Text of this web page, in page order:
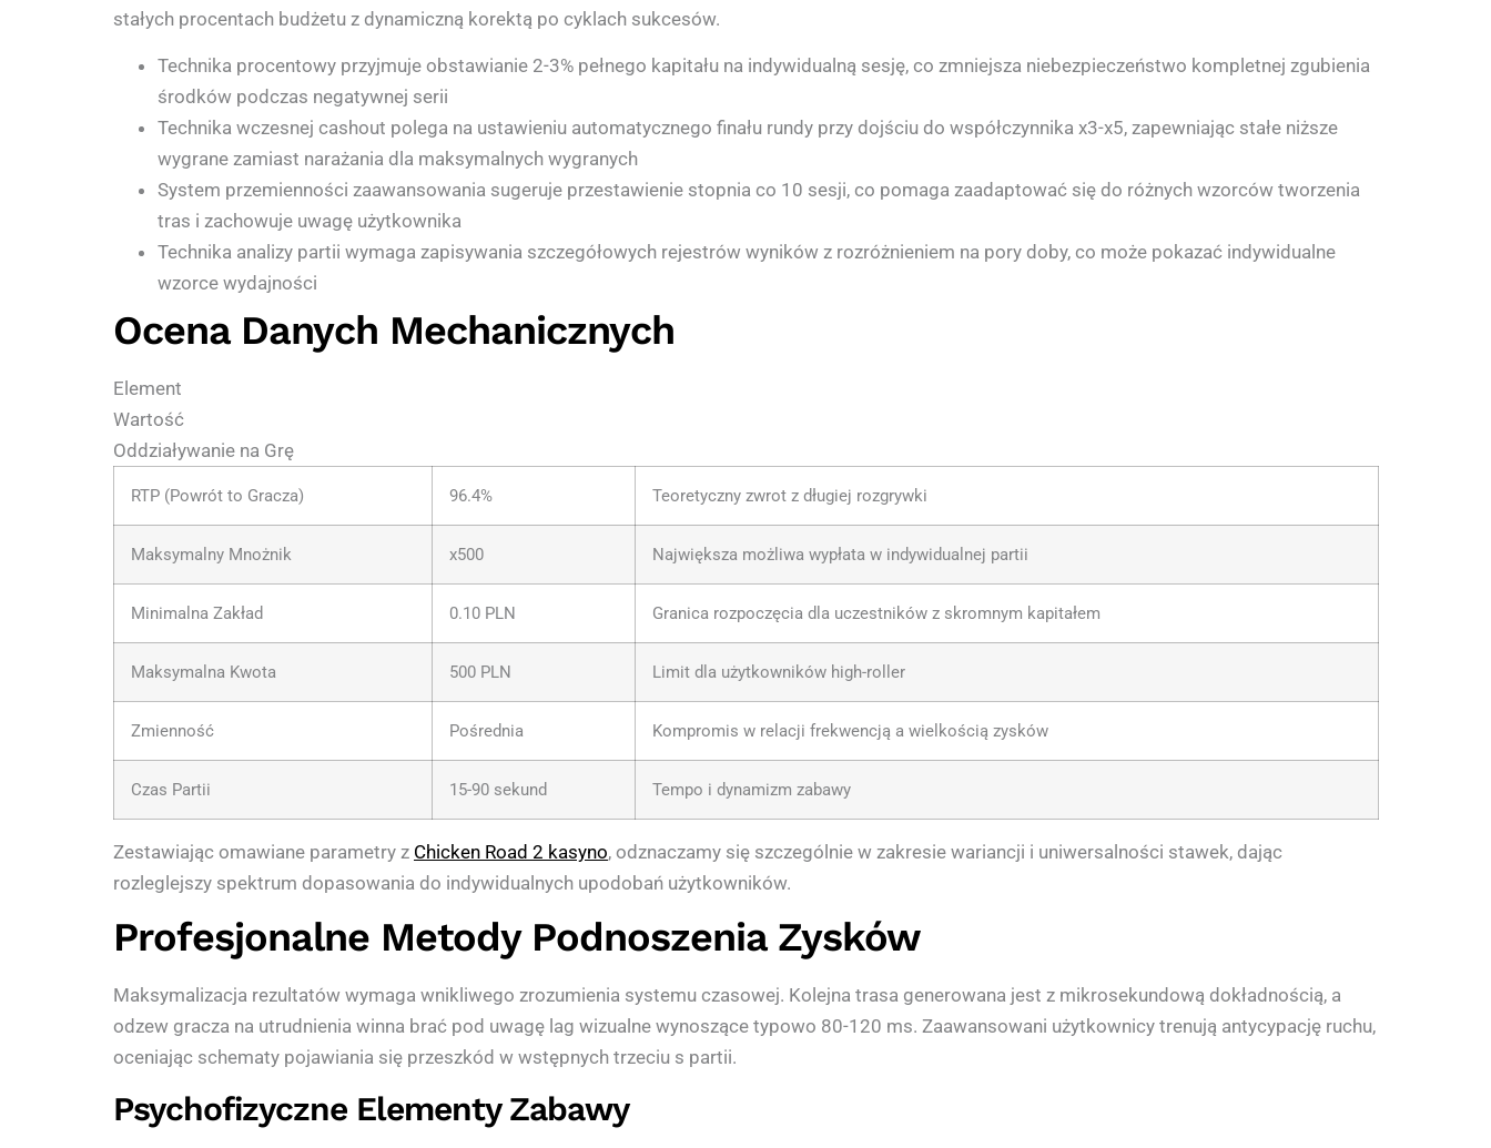
stałych procentach budżetu z dynamiczną korektą po cyklach sukcesów.
Technika procentowy przyjmuje obstawianie 2-3% pełnego kapitału na indywidualną sesję, co zmniejsza niebezpieczeństwo kompletnej zgubienia
środków podczas negatywnej serii
Technika wczesnej cashout polega na ustawieniu automatycznego finału rundy przy dojściu do współczynnika x3-x5, zapewniając stałe niższe
wygrane zamiast narażania dla maksymalnych wygranych
System przemienności zaawansowania sugeruje przestawienie stopnia co 10 sesji, co pomaga zaadaptować się do różnych wzorców tworzenia
tras i zachowuje uwagę użytkownika
Technika analizy partii wymaga zapisywania szczegółowych rejestrów wyników z rozróżnieniem na pory doby, co może pokazać indywidualne
wzorce wydajności
Ocena Danych Mechanicznych
Element
Wartość
Oddziaływanie na Grę
RTP (Powrót to Gracza) 96.4% Teoretyczny zwrot z długiej rozgrywki
Maksymalny Mnożnik x500 Największa możliwa wypłata w indywidualnej partii
Minimalna Zakład 0.10 PLN Granica rozpoczęcia dla uczestników z skromnym kapitałem
Maksymalna Kwota 500 PLN Limit dla użytkowników high-roller
Zmienność Pośrednia Kompromis w relacji frekwencją a wielkością zysków
Czas Partii 15-90 sekund Tempo i dynamizm zabawy
Zestawiając omawiane parametry z Chicken Road 2 kasyno, odznaczamy się szczególnie w zakresie wariancji i uniwersalności stawek, dając
rozleglejszy spektrum dopasowania do indywidualnych upodobań użytkowników.
Profesjonalne Metody Podnoszenia Zysków
Maksymalizacja rezultatów wymaga wnikliwego zrozumienia systemu czasowej. Kolejna trasa generowana jest z mikrosekundową dokładnością, a
odzew gracza na utrudnienia winna brać pod uwagę lag wizualne wynoszące typowo 80-120 ms. Zaawansowani użytkownicy trenują antycypację ruchu,
oceniając schematy pojawiania się przeszkód w wstępnych trzeciu s partii.
Psychofizyczne Elementy Zabawy